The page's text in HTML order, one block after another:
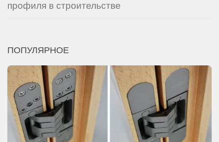
профиля в строительстве
ПОПУЛЯРНОЕ